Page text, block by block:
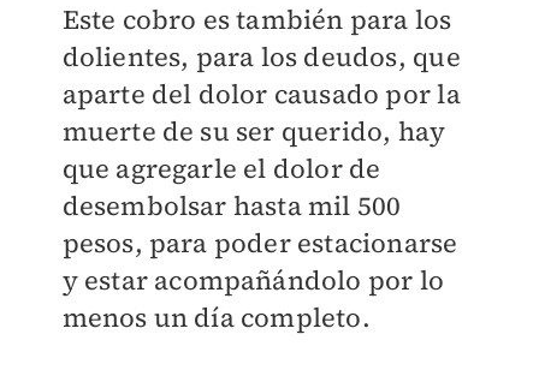
Este cobro es también para los
dolientes, para los deudos, que
aparte del dolor causado por la
muerte de su ser querido, hay
que agregarle el dolor de
desembolsar hasta mil 500
pesos, para poder estacionarse
y estar acompañándolo por lo
menos un día completo.